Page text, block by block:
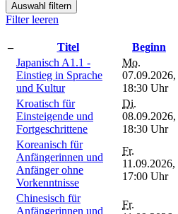
Auswahl filtern
Filter leeren
– Titel Beginn
Japanisch A1.1 -
Einstieg in Sprache
und Kultur
Mo.
07.09.2026,
18:30 Uhr
Kroatisch für
Einsteigende und
Fortgeschrittene
Di.
08.09.2026,
18:30 Uhr
Koreanisch für
Anfängerinnen und
Anfänger ohne
Vorkenntnisse
Fr.
11.09.2026,
17:00 Uhr
Chinesisch für
Anfängerinnen und
Fr.